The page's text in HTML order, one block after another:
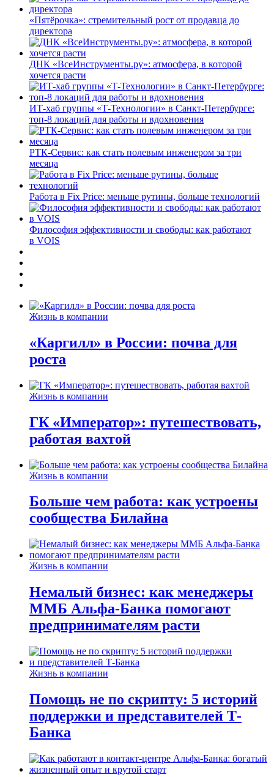
«Пятёрочка»: стремительный рост от продавца до
директора
ДНК «ВсеИнструменты.ру»: атмосфера, в которой
хочется расти
ИТ-хаб группы «Т-Технологии» в Санкт-Петербурге:
топ-8 локаций для работы и вдохновения
РТК-Сервис: как стать полевым инженером за три
месяца
Работа в Fix Price: меньше рутины, больше технологий
Философия эффективности и свободы: как работают
в VOIS
Жизнь в компании
«Каргилл» в России: почва для
роста
Жизнь в компании
ГК «Император»: путешествовать,
работая вахтой
Жизнь в компании
Больше чем работа: как устроены
сообщества Билайна
Жизнь в компании
Немалый бизнес: как менеджеры
ММБ Альфа-Банка помогают
предпринимателям расти
Жизнь в компании
Помощь не по скрипту: 5 историй
поддержки и представителей Т-
Банка